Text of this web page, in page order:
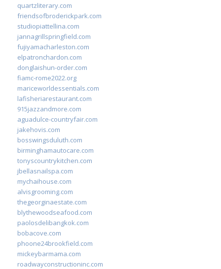
quartzliterary.com
friendsofbroderickpark.com
studiopiattellina.com
jannagrillspringfield.com
fujiyamacharleston.com
elpatronchardon.com
donglaishun-order.com
fiamc-rome2022.org
mariceworldessentials.com
lafisheriarestaurant.com
915jazzandmore.com
aguadulce-countryfair.com
jakehovis.com
bosswingsduluth.com
birminghamautocare.com
tonyscountrykitchen.com
jbellasnailspa.com
mychaihouse.com
alvisgrooming.com
thegeorginaestate.com
blythewoodseafood.com
paolosdelibangkok.com
bobacove.com
phoone24brookfield.com
mickeybarmama.com
roadwayconstructioninc.com